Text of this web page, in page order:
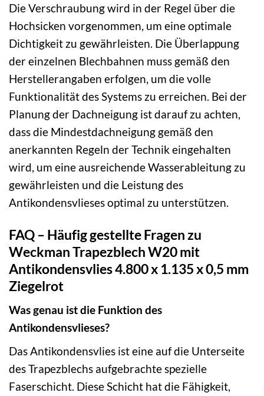
Die Verschraubung wird in der Regel über die
Hochsicken vorgenommen, um eine optimale
Dichtigkeit zu gewährleisten. Die Überlappung
der einzelnen Blechbahnen muss gemäß den
Herstellerangaben erfolgen, um die volle
Funktionalität des Systems zu erreichen. Bei der
Planung der Dachneigung ist darauf zu achten,
dass die Mindestdachneigung gemäß den
anerkannten Regeln der Technik eingehalten
wird, um eine ausreichende Wasserableitung zu
gewährleisten und die Leistung des
Antikondensvlieses optimal zu unterstützen.
FAQ – Häufig gestellte Fragen zu
Weckman Trapezblech W20 mit
Antikondensvlies 4.800 x 1.135 x 0,5 mm
Ziegelrot
Was genau ist die Funktion des
Antikondensvlieses?
Das Antikondensvlies ist eine auf die Unterseite
des Trapezblechs aufgebrachte spezielle
Faserschicht. Diese Schicht hat die Fähigkeit,